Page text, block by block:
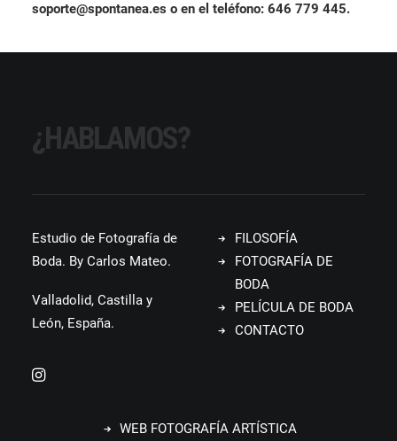
soporte@spontanea.es o en el teléfono: 646 779 445.
¿HABLAMOS?
Estudio de Fotografía de
Boda. By Carlos Mateo.
Valladolid, Castilla y
León, España.
FILOSOFÍA
FOTOGRAFÍA DE
BODA
PELÍCULA DE BODA
CONTACTO
WEB FOTOGRAFÍA ARTÍSTICA